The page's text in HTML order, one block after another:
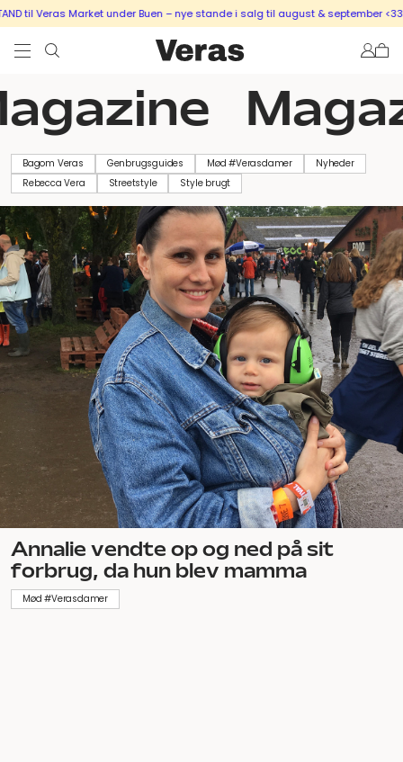
til Veras Market under Buen – nye stande i salg til august & september <333
Bagom Veras Genbrugsguides Mød #Verasdamer
Nyheder
Rebecca Vera
Streetstyle Style brugt
Annalie vendte op og ned på sit
forbrug, da hun blev mamma
Mød #Verasdamer